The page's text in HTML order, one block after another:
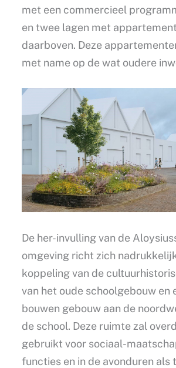
met een commercieel
en twee lagen met
daarboven. Deze
met name op de wat oudere
De her-invulling van de
omgeving richt zich
koppeling van de
van het oude schoolgebouw en
bouwen gebouw aan de
de school. Deze ruimte zal
gebruikt voor sociaal-
functies en in de avonduren als